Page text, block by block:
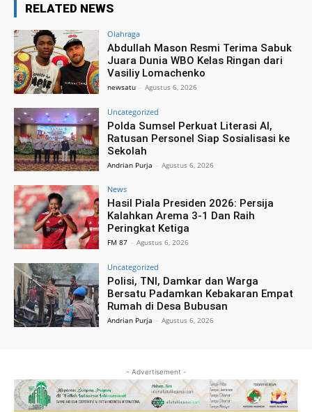
RELATED NEWS
Olahraga
Abdullah Mason Resmi Terima Sabuk
Juara Dunia WBO Kelas Ringan dari
Vasiliy Lomachenko
newsatu - Agustus 6, 2026
Uncategorized
Polda Sumsel Perkuat Literasi AI,
Ratusan Personel Siap Sosialisasi ke
Sekolah
Andrian Purja - Agustus 6, 2026
News
Hasil Piala Presiden 2026: Persija
Kalahkan Arema 3-1 Dan Raih
Peringkat Ketiga
FM 87 - Agustus 6, 2026
Uncategorized
Polisi, TNI, Damkar dan Warga
Bersatu Padamkan Kebakaran Empat
Rumah di Desa Bubusan
Andrian Purja - Agustus 6, 2026
- Advertisement -